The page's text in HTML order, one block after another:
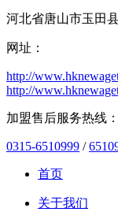
河北省唐山市玉田
网址：
http://
http://
加盟售后服务热线：
0315-6510999 /
首页
关于我们